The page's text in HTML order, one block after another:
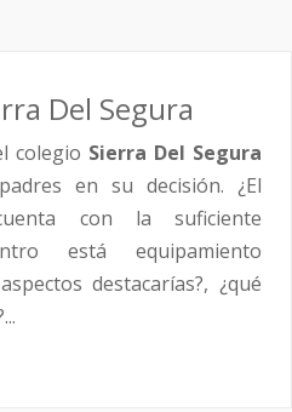
Del Segura
colegio Sierra Del Segura
en su decisión. ¿El
con la suficiente
está equipamiento
destacarías?, ¿qué